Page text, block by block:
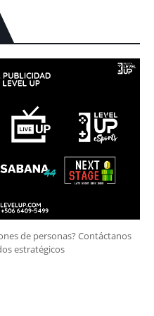
de personas? Contáctanos
estratégicos